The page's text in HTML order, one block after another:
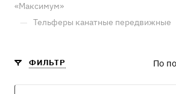
«Максимум»
— Тельферы канатные передвижные
ФИЛЬТР